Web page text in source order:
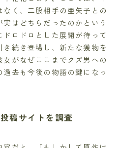
く、二股相手の亜矢子との
はどちらだったのかという
ロドロとした展開が待って
続き登場し、新たな獲物を
がなぜここまでクズ男への
去も今後の物語の鍵になっ
稿サイトを調査